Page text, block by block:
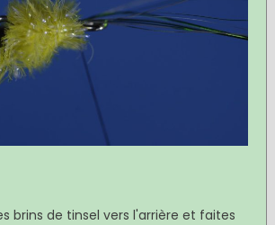
brins de tinsel vers l'arrière et faites